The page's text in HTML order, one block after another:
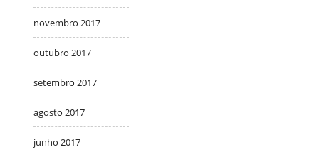
novembro 2017
outubro 2017
setembro 2017
agosto 2017
junho 2017